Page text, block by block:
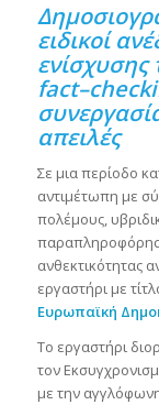
ειδικοί
ενίσχυσης
fact–
απειλές
Σε μια περίοδο
αντιμέτωπη με
πολέμους,
ανθεκτικότητας
εργαστήρι με
Ευρωπαϊκή
Το εργαστήρι
τον
με την